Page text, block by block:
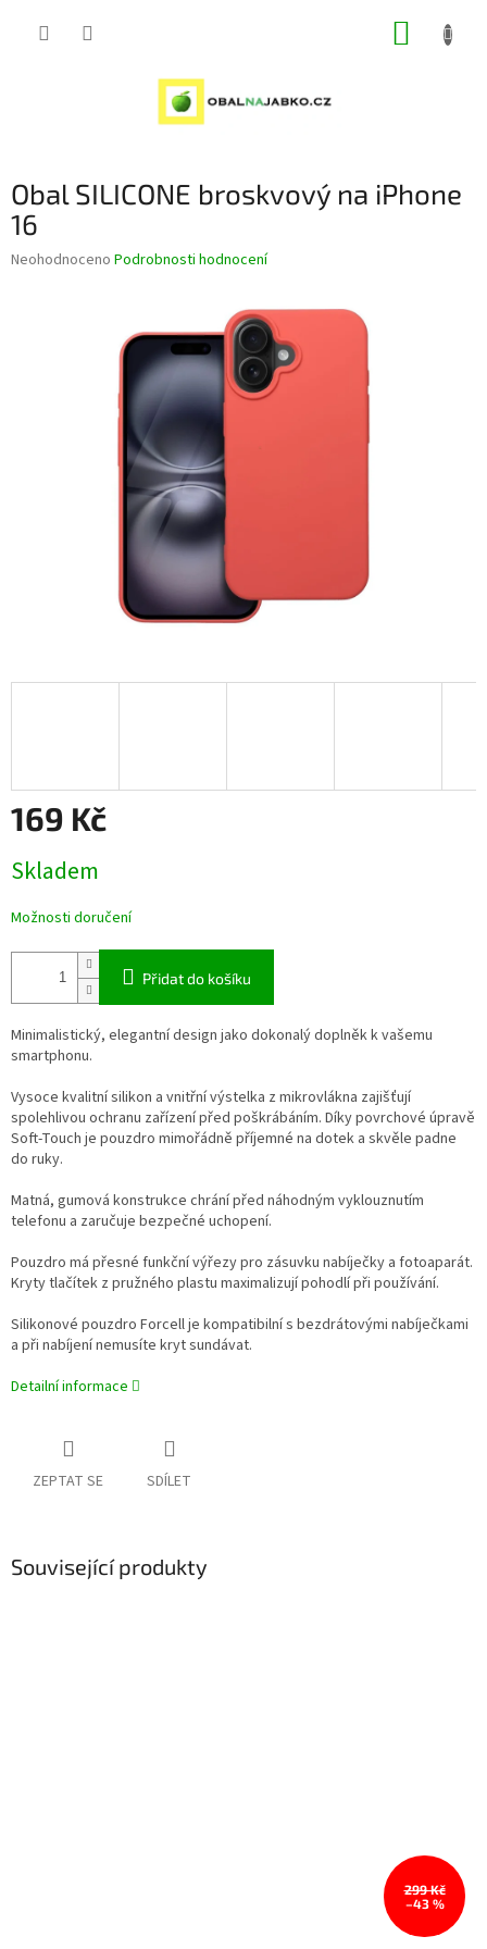
Obal SILICONE broskvový na iPhone
16
Průměrné
Neohodnoceno Podrobnosti hodnocení
169 Kč
cena:
Skladem
Možnosti doručení
Přidat do košíku
Minimalistický, elegantní design jako dokonalý doplněk k vašemu
smartphonu.
Vysoce kvalitní silikon a vnitřní výstelka z mikrovlákna zajišťují
spolehlivou ochranu zařízení před poškrábáním. Díky povrchové úpravě
Soft-Touch je pouzdro mimořádně příjemné na dotek a skvěle padne
do ruky.
Matná, gumová konstrukce chrání před náhodným vyklouznutím
telefonu a zaručuje bezpečné uchopení.
Pouzdro má přesné funkční výřezy pro zásuvku nabíječky a fotoaparát.
Kryty tlačítek z pružného plastu maximalizují pohodlí při používání.
Silikonové pouzdro Forcell je kompatibilní s bezdrátovými nabíječkami
a při nabíjení nemusíte kryt sundávat.
Detailní informace
ZEPTAT SE SDÍLET
Související produkty
299 Kč
–43 %